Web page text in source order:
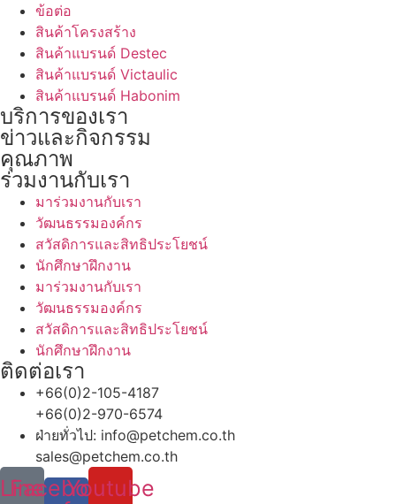
ข้อต่อ
สินค้าโครงสร้าง
สินค้าแบรนด์ Destec
สินค้าแบรนด์ Victaulic
สินค้าแบรนด์ Habonim
บริการของเรา
ข่าวและกิจกรรม
คุณภาพ
ร่วมงานกับเรา
มาร่วมงานกับเรา
วัฒนธรรมองค์กร
สวัสดิการและสิทธิประโยชน์
นักศึกษาฝึกงาน
มาร่วมงานกับเรา
วัฒนธรรมองค์กร
สวัสดิการและสิทธิประโยชน์
นักศึกษาฝึกงาน
ติดต่อเรา
+66(0)2-105-4187
+66(0)2-970-6574
ฝ่ายทั่วไป: info@petchem.co.th
sales@petchem.co.th
Line
Facebook-
Youtube